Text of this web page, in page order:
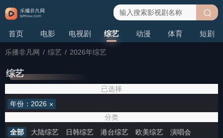
首页 电影 电视剧 综艺 动漫 体育 短剧
搜
乐播非凡网 / 综艺 / 2026年综艺
综艺
已选择
年份：2026
分类
全部
大陆综艺 日韩综艺 港台综艺 欧美综艺
演唱会